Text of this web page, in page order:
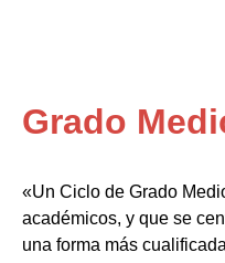
Grado
«Un Ciclo de Grado
académicos, y que se
una forma más